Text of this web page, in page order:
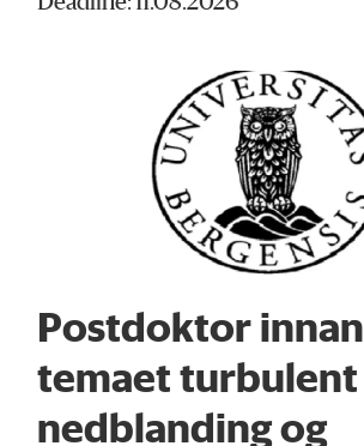
Deadline: 11.08.2026
Postdoktor innan
temaet turbulent
nedblanding og